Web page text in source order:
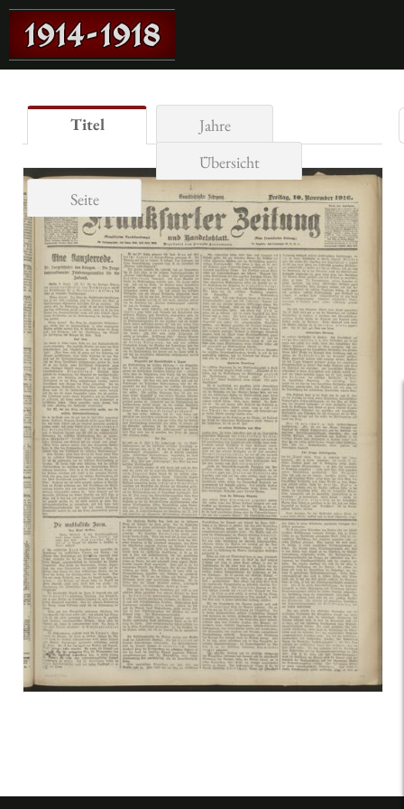
Titel
Jahre
Übersicht
Seite